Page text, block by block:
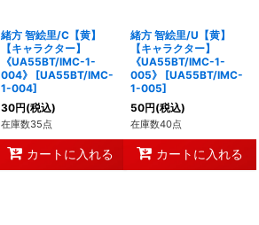
緒方 智絵里/C【黄】
【キャラクター】
《UA55BT/IMC-1-
004》
[UA55BT/IMC-
1-004]
30円(税込)
在庫数35点
カートに入れる
緒方 智絵里/U【黄】
【キャラクター】
《UA55BT/IMC-1-
005》
[UA55BT/IMC-
1-005]
50円(税込)
在庫数40点
カートに入れる